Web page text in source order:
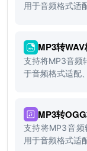
用于音频格式适
MP3转
支持将MP3音频
于音频格式适配
MP3转
支持将MP3音
用于音频格式适